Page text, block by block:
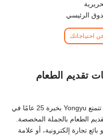
الرئيسي
احتياجاتك
تقديم الطعام
مع فريق تقني محترف وإنتاجية قوية، تتمتع Yongyu بخبرة 25 عامًا في
الطعام بالجملة المخصصة.
تجارة إلكترونية، أو علامة